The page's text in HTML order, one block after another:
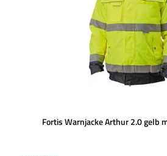
Fortis Warnjacke Arthur 2.0 gelb